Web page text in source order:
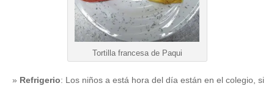
Tortilla francesa de Paqui
Refrigerio: Los niños a está hora del día están en el colegio, si